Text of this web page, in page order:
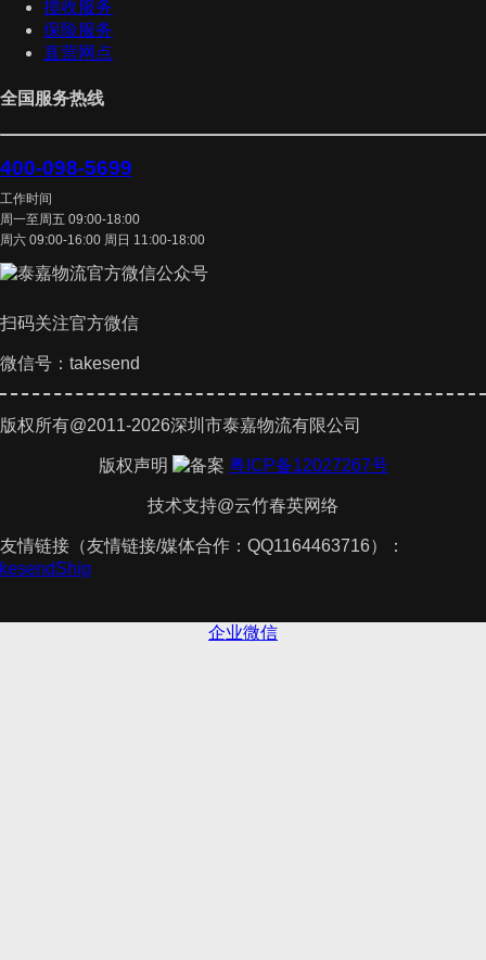
揽收服务
保险服务
直营网点
全国服务热线
400-098-5699
工作时间
周一至周五 09:00-18:00
周六 09:00-16:00 周日 11:00-18:00
扫码关注官方微信
微信号：takesend
版权所有@2011-2026深圳市泰嘉物流有限公司
版权声明 粤ICP备12027267号
技术支持@云竹春英网络
友情链接（友情链接/媒体合作：QQ1164463716）：
企业微信